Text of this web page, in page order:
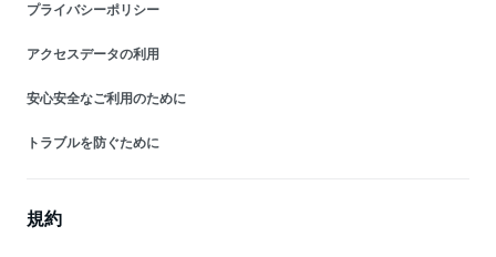
プライバシーポリシー
アクセスデータの利用
安心安全なご利用のために
トラブルを防ぐために
規約